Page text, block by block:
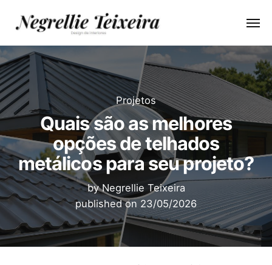
Projetos
Quais são as melhores
opções de telhados
metálicos para seu projeto?
byNegrellie Teixeira
published on 23/05/2026